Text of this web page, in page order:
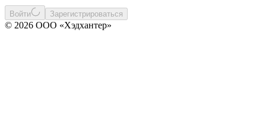
Войти Зарегистрироваться
© 2026 ООО «Хэдхантер»